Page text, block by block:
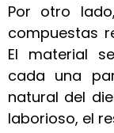
Por otro
compuestas
El material
cada una
natural del
laborioso, el